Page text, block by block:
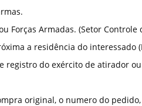
Forças Armadas. (Setor Controle
a residência do
registro do exército de atirador
original, o numero do